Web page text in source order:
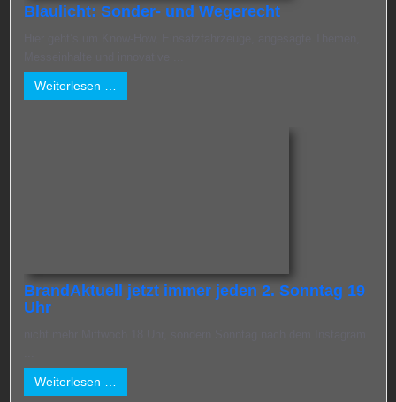
Blaulicht: Sonder- und Wegerecht
Weiterlesen …
BrandAktuell jetzt immer jeden 2. Sonntag 19
Uhr
Weiterlesen …